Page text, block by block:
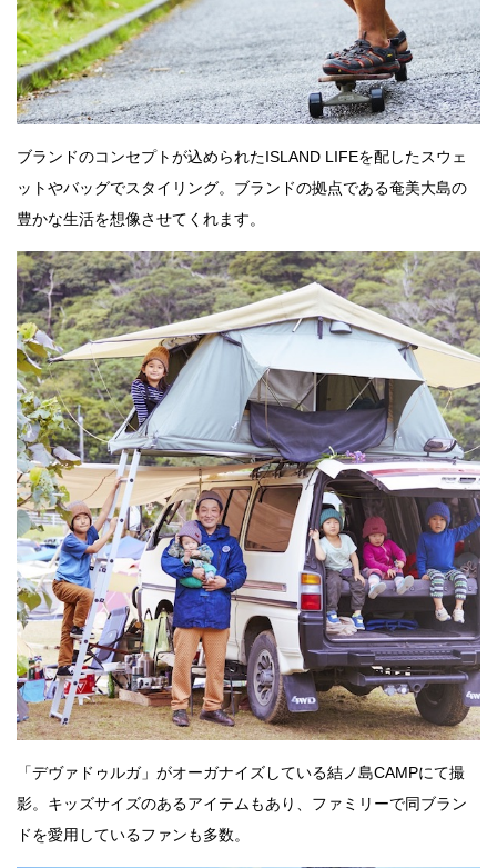
ブランドのコンセプトが込められたISLAND LIFEを配したスウェ
ットやバッグでスタイリング。ブランドの拠点である奄美大島の
豊かな生活を想像させてくれます。
「デヴァドゥルガ」がオーガナイズしている結ノ島CAMPにて撮
影。キッズサイズのあるアイテムもあり、ファミリーで同ブラン
ドを愛用しているファンも多数。